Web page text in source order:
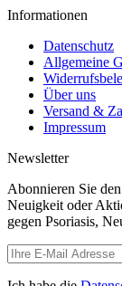
Informationen
Datenschutz
Allgemeine
Über uns
Versand &
Impressum
Newsletter
Abonnieren Sie
Neuigkeit oder
gegen Psoriasis,